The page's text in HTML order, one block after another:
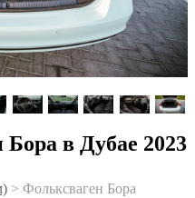
в Дубае 2023
> Фольксваген Бора